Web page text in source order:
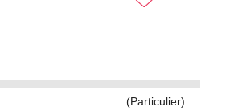
(Particulier)